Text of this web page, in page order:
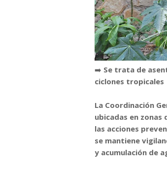
➡️ Se trata de
ciclones tropicales
La Coordinación
ubicadas en
las acciones
se mantiene
y acumulación de